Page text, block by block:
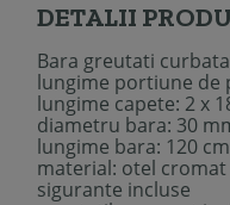
DETALII
Bara greutati
lungime portiune de
lungime capete: 2 x
diametru bara: 30
lungime bara: 120 cm
material: otel cromat
sigurante incluse